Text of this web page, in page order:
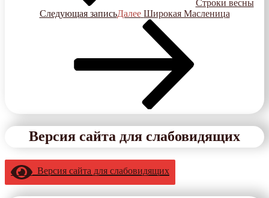
Строки весны
Следующая записьДалее Широкая Масленица
Версия сайта для слабовидящих
Версия сайта для слабовидящих